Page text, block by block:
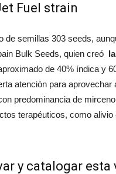
Fuel strain
de semillas 303 seeds,
Bulk Seeds, quien creó
de 40% índica y
atención para
predominancia de
terapéuticos, como
y catalogar esta